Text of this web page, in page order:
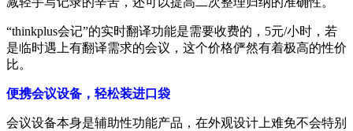
“thinkplus会记”的实时翻译功能是需要收费的，5元/小时，若
是临时遇上有翻译需求的会议，这个价格俨然有着极高的性价
比。
便携会议设备，轻松装进口袋
会议设备本身是辅助性功能产品，在外观设计上难免不会特别